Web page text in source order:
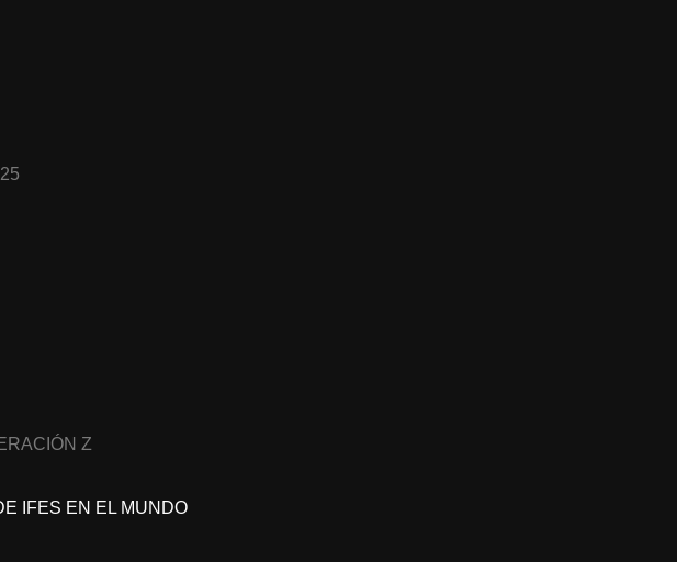
Z
IFES EN EL MUNDO